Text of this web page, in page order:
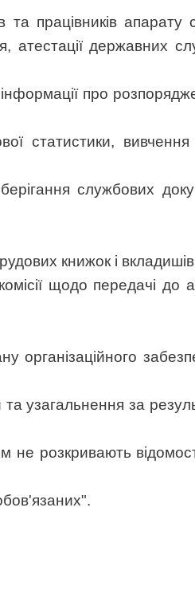
та працівників апарату
атестації державних
інформації про
статистики,
службових
книжок і
щодо передачі до
організаційного
узагальнення за
не розкривають